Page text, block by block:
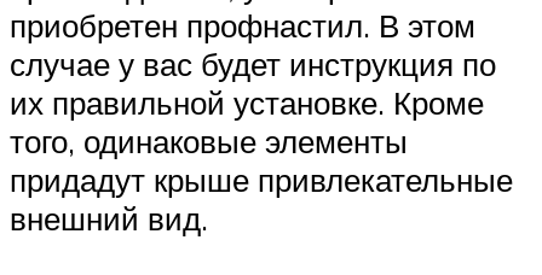
приобретен профнастил. В этом
случае у вас будет инструкция по
их правильной установке. Кроме
того, одинаковые элементы
придадут крыше привлекательные
внешний вид.